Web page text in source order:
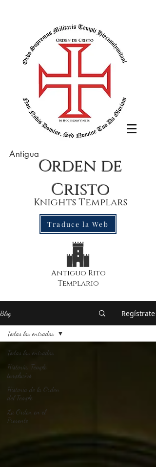
Orden de
Cristo
Knights Templars
Antigua
Traduce la Web
Antiguo Rito
Templario
Blog Regístrate
Todas las entradas
Historia, Temple,
templarios
Historia de la Orden
del Temple
La Orden en el
Presente
Todas las entradas